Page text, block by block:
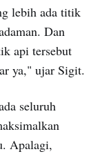
lebih ada titik
Dan
api tersebut
ya," ujar Sigit.
seluruh
Apalagi,